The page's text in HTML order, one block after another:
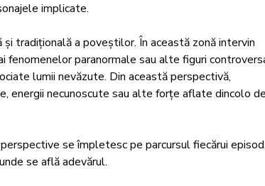
implicate.
tradițională a poveștilor. În această zonă intervin
fenomenelor paranormale sau alte figuri
lumii nevăzute. Din această perspectivă,
energii necunoscute sau alte forțe aflate dincolo de
se împletesc pe parcursul fiecărui
se află adevărul.